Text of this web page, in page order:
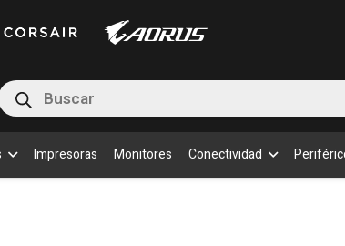
productos
Impresoras Monitores Conectividad